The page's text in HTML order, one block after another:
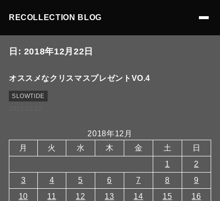
RECOLLECTION BLOG
日: 2018年12月22日
オススメなクリスマスプレゼントVO.4
SLOWTIDE
2018年12月
月
火 水 木 金 土
日
1
2
3
4 5 6 7 8
9
10
11 12 13 14 15
16